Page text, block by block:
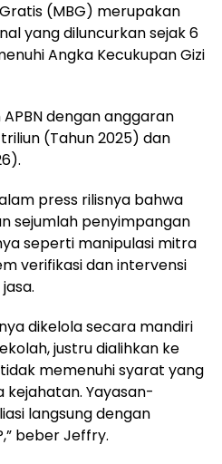
(MBG) merupakan
yang diluncurkan sejak 6
Angka Kecukupan Gizi
dengan anggaran
(Tahun 2025) dan
press rilisnya bahwa
sejumlah penyimpangan
seperti manipulasi mitra
verifikasi dan intervensi
dikelola secara mandiri
justru dialihkan ke
memenuhi syarat yang
kejahatan. Yayasan-
langsung dengan
beber Jeffry.